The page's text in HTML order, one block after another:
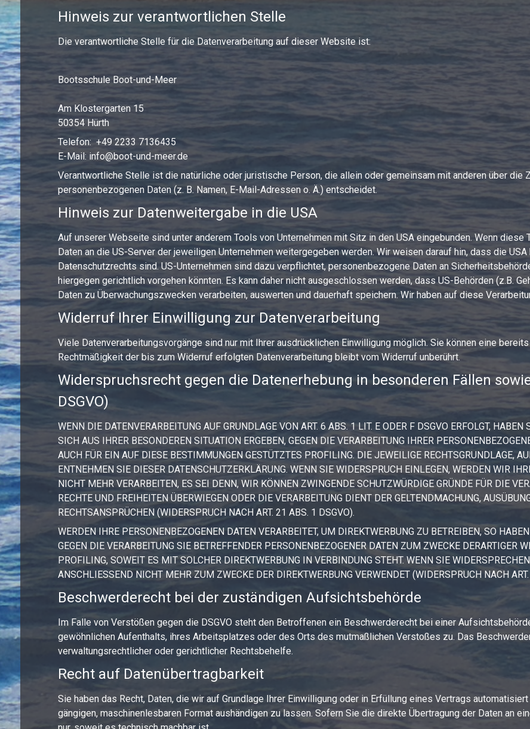
Hinweis zur verantwortlichen Stelle
Die verantwortliche Stelle für die Datenverarbeitung auf dieser Website ist:
Bootsschule Boot-und-Meer
Am Klostergarten 15
50354 Hürth
Telefon: +49 2233 7136435
E-Mail: info@boot-und-meer.de
Verantwortliche Stelle ist die natürliche oder juristische Person, die allein oder gemeinsam mit anderen über die
personenbezogenen Daten (z. B. Namen, E-Mail-Adressen o. Ä.) entscheidet.
Hinweis zur Datenweitergabe in die USA
Auf unserer Webseite sind unter anderem Tools von Unternehmen mit Sitz in den USA eingebunden. Wenn
Daten an die US-Server der jeweiligen Unternehmen weitergegeben werden. Wir weisen darauf hin, dass die
Datenschutzrechts sind. US-Unternehmen sind dazu verpflichtet, personenbezogene Daten an
hiergegen gerichtlich vorgehen könnten. Es kann daher nicht ausgeschlossen werden, dass US-Behörden (z.B.
Daten zu Überwachungszwecken verarbeiten, auswerten und dauerhaft speichern. Wir haben auf diese
Widerruf Ihrer Einwilligung zur Datenverarbeitung
Viele Datenverarbeitungsvorgänge sind nur mit Ihrer ausdrücklichen Einwilligung möglich. Sie können eine
Rechtmäßigkeit der bis zum Widerruf erfolgten Datenverarbeitung bleibt vom Widerruf unberührt.
Widerspruchsrecht gegen die Datenerhebung in besonderen Fällen
DSGVO)
WENN DIE DATENVERARBEITUNG AUF GRUNDLAGE VON ART. 6 ABS. 1 LIT. E ODER F DSGVO ERFOLGT,
SICH AUS IHRER BESONDEREN SITUATION ERGEBEN, GEGEN DIE VERARBEITUNG IHRER
AUCH FÜR EIN AUF DIESE BESTIMMUNGEN GESTÜTZTES PROFILING. DIE JEWEILIGE RECHTSGRUNDLAGE,
ENTNEHMEN SIE DIESER DATENSCHUTZERKLÄRUNG. WENN SIE WIDERSPRUCH EINLEGEN, WERDEN WIR
NICHT MEHR VERARBEITEN, ES SEI DENN, WIR KÖNNEN ZWINGENDE SCHUTZWÜRDIGE GRÜNDE FÜR DIE
RECHTE UND FREIHEITEN ÜBERWIEGEN ODER DIE VERARBEITUNG DIENT DER GELTENDMACHUNG,
RECHTSANSPRÜCHEN (WIDERSPRUCH NACH ART. 21 ABS. 1 DSGVO).
WERDEN IHRE PERSONENBEZOGENEN DATEN VERARBEITET, UM DIREKTWERBUNG ZU BETREIBEN, SO
GEGEN DIE VERARBEITUNG SIE BETREFFENDER PERSONENBEZOGENER DATEN ZUM ZWECKE DERARTIGER
PROFILING, SOWEIT ES MIT SOLCHER DIREKTWERBUNG IN VERBINDUNG STEHT. WENN SIE
ANSCHLIESSEND NICHT MEHR ZUM ZWECKE DER DIREKTWERBUNG VERWENDET (WIDERSPRUCH NACH
Beschwerde­recht bei der zuständigen Aufsichts­behörde
Im Falle von Verstößen gegen die DSGVO steht den Betroffenen ein Beschwerderecht bei einer
gewöhnlichen Aufenthalts, ihres Arbeitsplatzes oder des Orts des mutmaßlichen Verstoßes zu. Das
verwaltungsrechtlicher oder gerichtlicher Rechtsbehelfe.
Recht auf Daten­übertrag­barkeit
Sie haben das Recht, Daten, die wir auf Grundlage Ihrer Einwilligung oder in Erfüllung eines Vertrags
gängigen, maschinenlesbaren Format aushändigen zu lassen. Sofern Sie die direkte Übertragung der Daten an